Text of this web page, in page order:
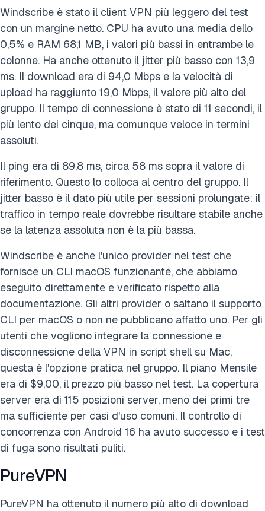
Windscribe è stato il client VPN più leggero del test
con un margine netto. CPU ha avuto una media dello
0,5% e RAM 68,1 MB, i valori più bassi in entrambe le
colonne. Ha anche ottenuto il jitter più basso con 13,9
ms. Il download era di 94,0 Mbps e la velocità di
upload ha raggiunto 19,0 Mbps, il valore più alto del
gruppo. Il tempo di connessione è stato di 11 secondi, il
più lento dei cinque, ma comunque veloce in termini
assoluti.
Il ping era di 89,8 ms, circa 58 ms sopra il valore di
riferimento. Questo lo colloca al centro del gruppo. Il
jitter basso è il dato più utile per sessioni prolungate: il
traffico in tempo reale dovrebbe risultare stabile anche
se la latenza assoluta non è la più bassa.
Windscribe è anche l'unico provider nel test che
fornisce un CLI macOS funzionante, che abbiamo
eseguito direttamente e verificato rispetto alla
documentazione. Gli altri provider o saltano il supporto
CLI per macOS o non ne pubblicano affatto uno. Per gli
utenti che vogliono integrare la connessione e
disconnessione della VPN in script shell su Mac,
questa è l'opzione pratica nel gruppo. Il piano Mensile
era di $9,00, il prezzo più basso nel test. La copertura
server era di 115 posizioni server, meno dei primi tre
ma sufficiente per casi d'uso comuni. Il controllo di
concorrenza con Android 16 ha avuto successo e i test
di fuga sono risultati puliti.
PureVPN
PureVPN ha ottenuto il numero più alto di download